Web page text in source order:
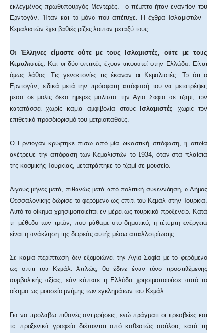
εκλεγμένος πρωθυπουργός Μεντερές. Το πέμπτο ήταν εναντίον του
Ερντογάν. Ήταν και το μόνο που απέτυχε. Η έχθρα Ισλαμιστών –
Κεμαλιστών έχει βαθιές ρίζες λοιπόν μεταξύ τους.
Οι Έλληνες είμαστε ούτε με τους Ισλαμιστές, ούτε με τους
Κεμαλιστές. Και οι δύο οπτικές έχουν ακουστεί στην Ελλάδα. Είναι
όμως λάθος. Τις γενοκτονίες τις έκαναν οι Κεμαλιστές. Το ότι ο
Ερντογάν, ειδικά μετά την πρόσφατη απόφασή του να μετατρέψει,
μέσα σε μόλις δέκα ημέρες μάλιστα την Αγία Σοφία σε τζαμί, τον
κατατάσσει χωρίς καμία αμφιβολία στους
Ισλαμιστές χωρίς τον
επιθετικό προσδιορισμό του μετριοπαθούς.
Ο Ερντογάν κρύφτηκε πίσω από μία δικαστική απόφαση, η οποία
ανέτρεψε την απόφαση των Κεμαλιστών το 1934, όταν στα πλαίσια
της κοσμικής Τουρκίας, μετατράπηκε το τζαμί σε μουσείο.
Λίγους μήνες μετά, πιθανώς μετά από πολιτική συνεννόηση, ο Δήμος
Θεσσαλονίκης δώρισε το φερόμενο ως σπίτι του Κεμάλ στην Τουρκία.
Αυτό το οίκημα χρησιμοποιείται εν μέρει ως τουρκικό προξενείο. Κατά
τη μέθοδο των τριών, που μάθαμε στο δημοτικό, η τέταρτη ενέργεια
είναι η ανάκληση της δωρεάς αυτής μέσω απαλλοτρίωσης.
Σε καμία περίπτωση δεν εξομοιώνει την Αγία Σοφία με το φερόμενο
ως σπίτι του Κεμάλ. Απλώς, θα έδινε έναν τόνο προστιθέμενης
συμβολικής αξίας, εάν κάποτε η Ελλάδα χρησιμοποιούσε αυτό το
οίκημα ως μουσείο μνήμης των εγκλημάτων του Κεμάλ.
Για να προλάβω πιθανές αντιρρήσεις, ενώ πράγματι οι πρεσβείες και
τα προξενικά γραφεία διέπονται από καθεστώς ασύλου, κατά τη